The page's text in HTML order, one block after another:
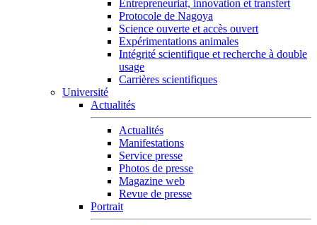
Entrepreneuriat, innovation et transfert
Protocole de Nagoya
Science ouverte et accès ouvert
Expérimentations animales
Intégrité scientifique et recherche à double
usage
Carrières scientifiques
Université
Actualités
Actualités
Manifestations
Service presse
Photos de presse
Magazine web
Revue de presse
Portrait